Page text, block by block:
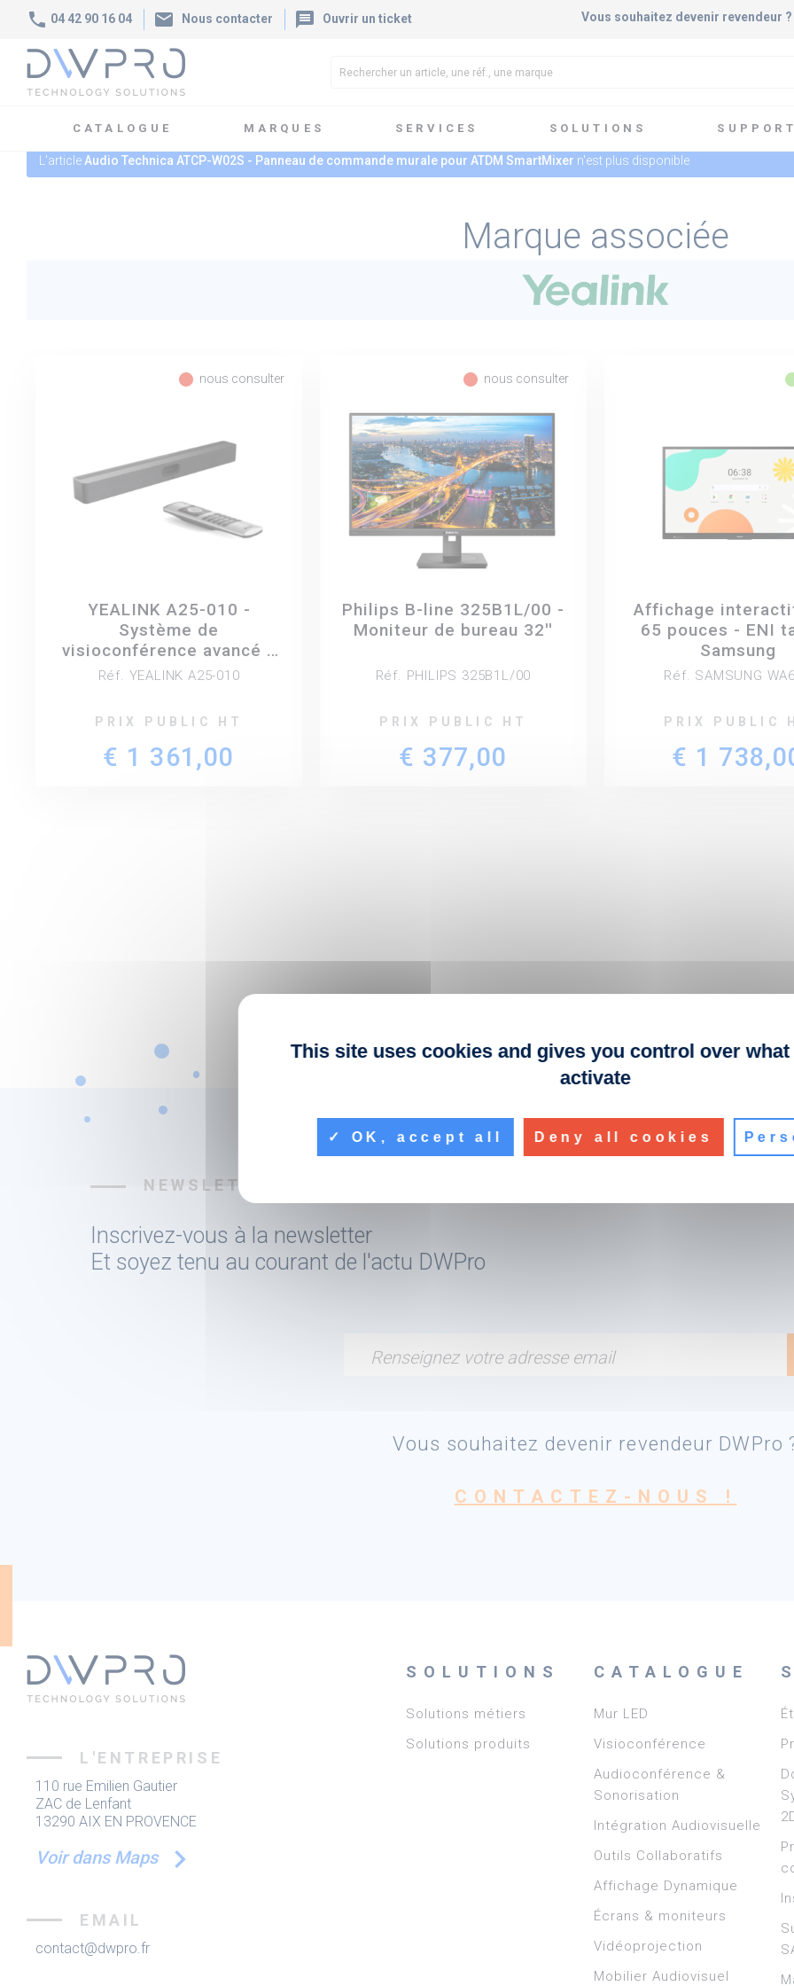
phone 04 42 90 16 04 mail Nous contacter message Ouvrir un ticket Vous souhaitez devenir revendeur ?
CATALOGUE MARQUES SERVICES SOLUTIONS SUPPORT
L'article Audio Technica ATCP-W02S - Panneau de commande murale pour ATDM SmartMixer n'est plus disponible
Marque associée
fiber_manual_record nous consulter
YEALINK A25-010 -
Système de
visioconférence avancé à
trois caméras- Certifié
- VCR11
Réf. YEALINK A25-010
PRIX PUBLIC HT
€ 1 361,00
fiber_manual_record nous consulter
Philips B-line 325B1L/00 -
Moniteur de bureau 32''
Réf. PHILIPS 325B1L/00
PRIX PUBLIC HT
€ 377,00
Affichage
65 pouces - ENI
Samsung
Réf. SAMSUNG
PRIX PUBLIC
€ 1
NEWSLETTER
Inscrivez-vous à la newsletter
Et soyez tenu au courant de l'actu DWPro
Renseignez votre adresse email
Vous souhaitez devenir revendeur DWPro
CONTACTEZ-NOUS !
L'ENTREPRISE
110 rue Emilien Gautier
ZAC de Lenfant
13290 AIX EN PROVENCE
Voir dans Maps
EMAIL
contact@dwpro.fr
SOLUTIONS
Solutions métiers
Solutions produits
CATALOGUE
Mur LED
Visioconférence
Audioconférence &
Sonorisation
Intégration Audiovisuelle
Outils Collaboratifs
Affichage Dynamique
Écrans & moniteurs
Vidéoprojection
Mobilier Audiovisuel
This site uses cookies and gives you control over
activate
OK, accept all Deny all cookies